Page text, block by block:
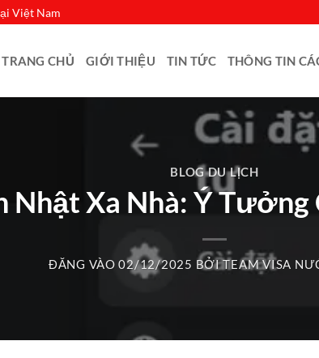
Việt Nam
TRANG CHỦ GIỚI THIỆU TIN TỨC THÔNG TIN
BLOG DU LỊCH
Nhật Xa Nhà: Ý
ĐĂNG VÀO02/12/2025 BỞITEAM VISA